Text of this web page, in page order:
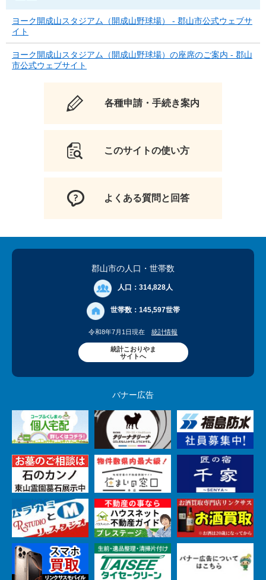
ヨーク開成山スタジアム（開成山野球場） - 郡山市公式ウェブサ
イト
ヨーク開成山スタジアム（開成山野球場）の座席のご案内 - 郡山
市公式ウェブサイト
各種申請・手続き案内
このサイトの使い方
よくある質問と回答
郡山市の人口 ・世帯数
人口： 314,828人
世帯数： 145,597世帯
令和8年7月1日現在 統計情報
統計こおりやま
サイトへ
バナー広告